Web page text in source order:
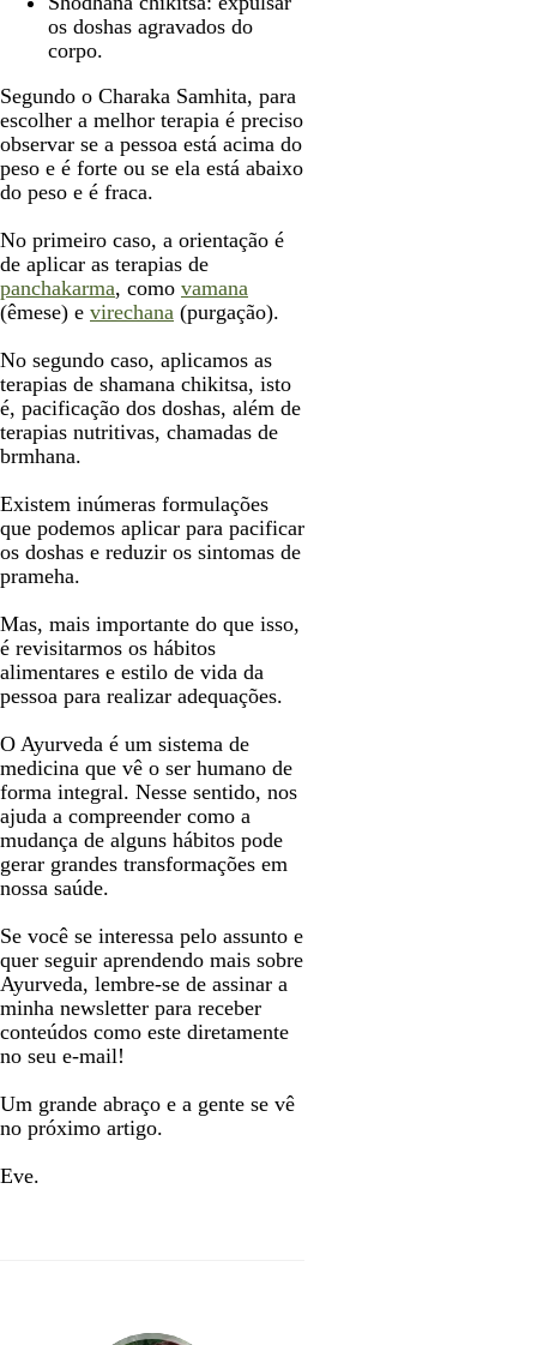
os doshas agravados do
corpo.
Segundo o Charaka Samhita, para
escolher a melhor terapia é preciso
observar se a pessoa está acima do
peso e é forte ou se ela está abaixo
do peso e é fraca.
No primeiro caso, a orientação é
de aplicar as terapias de
panchakarma, como vamana
(êmese) e virechana (purgação).
No segundo caso, aplicamos as
terapias de shamana chikitsa, isto
é, pacificação dos doshas, além de
terapias nutritivas, chamadas de
brmhana.
Existem inúmeras formulações
que podemos aplicar para pacificar
os doshas e reduzir os sintomas de
prameha.
Mas, mais importante do que isso,
é revisitarmos os hábitos
alimentares e estilo de vida da
pessoa para realizar adequações.
O Ayurveda é um sistema de
medicina que vê o ser humano de
forma integral. Nesse sentido, nos
ajuda a compreender como a
mudança de alguns hábitos pode
gerar grandes transformações em
nossa saúde.
Se você se interessa pelo assunto e
quer seguir aprendendo mais sobre
Ayurveda, lembre-se de assinar a
minha newsletter para receber
conteúdos como este diretamente
no seu e-mail!
Um grande abraço e a gente se vê
no próximo artigo.
Eve.